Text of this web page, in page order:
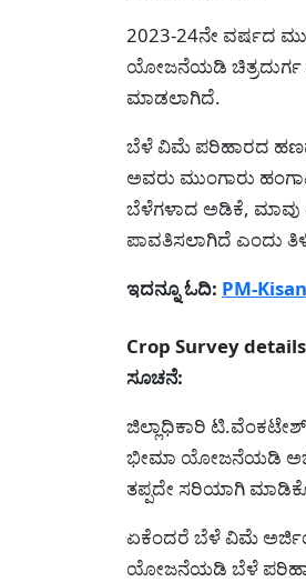
2023-24ನೇ ವರ್ಷದ
ಯೋಜನೆಯಡಿ ಚಿತ್ರದುರ್ಗ
ಮಾಡಲಾಗಿದೆ.
ಬೆಳೆ ವಿಮೆ ಪರಿಹಾರದ
ಅವರು ಮುಂಗಾರು
ಬೆಳೆಗಳಾದ ಅಡಿಕೆ, ಮಾವು
ಪಾವತಿಸಲಾಗಿದೆ ಎಂದು
ಇದನ್ನೂ ಓದಿ: PM-
Crop Survey
ಸೂಚನೆ:
ಜಿಲ್ಲಾಧಿಕಾರಿ
ಭೀಮಾ ಯೋಜನೆಯಡಿ ಅರ್ಜಿ
ತಪ್ಪದೇ ಸರಿಯಾಗಿ
ಏಕೆಂದರೆ ಬೆಳೆ ವಿಮೆ
ಯೋಜನೆಯಡಿ ಬೆಳೆ ಪರಿಹಾರ